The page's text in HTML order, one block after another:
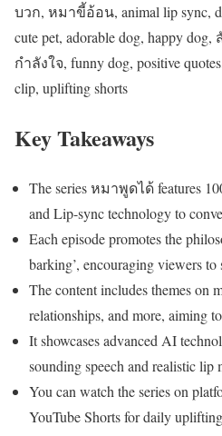
บวก, หมาขี้อ้อน, animal lip sync,
cute pet, adorable dog, happy
กำลังใจ, funny dog, positive
clip, uplifting shorts
Key Takeaways
The series หมาพูดได้ features
and Lip-sync technology to
Each episode promotes the
barking’, encouraging viewers
The content includes themes on
relationships, and more, aiming
It showcases advanced AI
sounding speech and realistic lip
You can watch the series on
YouTube Shorts for daily uplifting